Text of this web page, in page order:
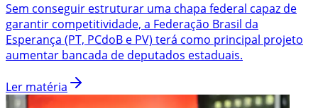
Sem conseguir estruturar uma chapa federal capaz de
garantir competitividade, a Federação Brasil da
Esperança (PT, PCdoB e PV) terá como principal projeto
aumentar bancada de deputados estaduais.
Ler matéria